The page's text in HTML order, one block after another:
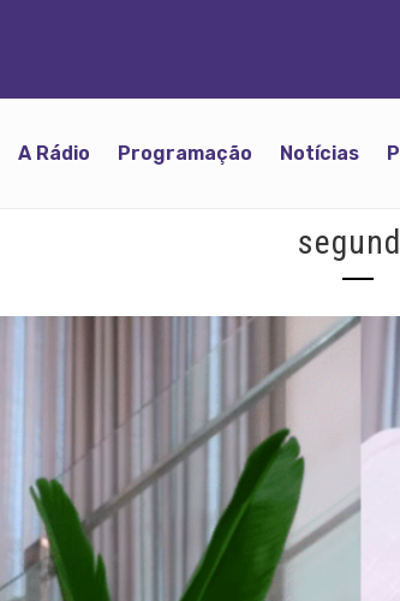
A Rádio Programação Notícias